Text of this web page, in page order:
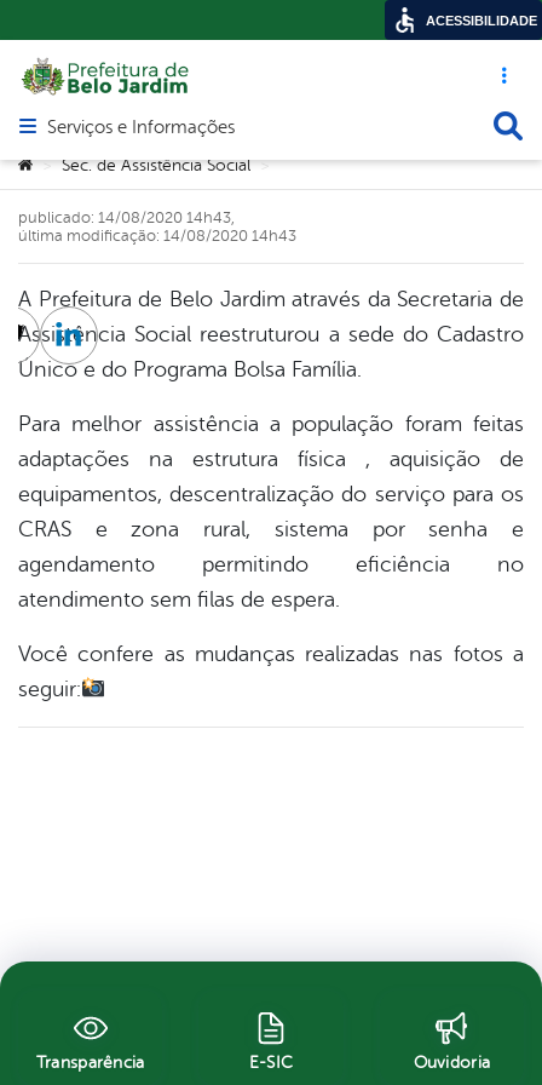
Acesso
Abrir menu principal de navegação
Serviços e Informações
Você está aqui:
> Sec. de Assistência Social >
publicado: 14/08/2020 14h43,
última modificação: 14/08/2020 14h43
A Prefeitura de Belo Jardim através da Secretaria de
Assistência Social reestruturou a sede do Cadastro
Único e do Programa Bolsa Família.
Para melhor assistência a população foram feitas
adaptações na estrutura física , aquisição de
equipamentos, descentralização do serviço para os
CRAS e zona rural, sistema por senha e
agendamento permitindo eficiência no
atendimento sem filas de espera.
Você confere as mudanças realizadas nas fotos a
seguir:
Twitter
Linkedin
Transparência E-SIC Ouvidoria
ACESSIBILIDADE